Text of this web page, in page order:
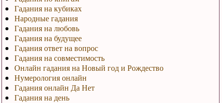
Гадания на кубиках
Народные гадания
Гадания на любовь
Гадания на будущее
Гадания ответ на вопрос
Гадания на совместимость
Онлайн гадания на Новый год и Рождество
Нумерология онлайн
Гадания онлайн Да Нет
Гадания на день